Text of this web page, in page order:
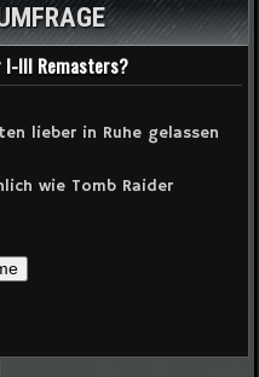
I-III Remasters?
lieber in Ruhe gelassen
wie Tomb Raider